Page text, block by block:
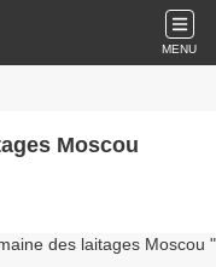
MENU
Ма́сленица ! semaine des laitages Moscou